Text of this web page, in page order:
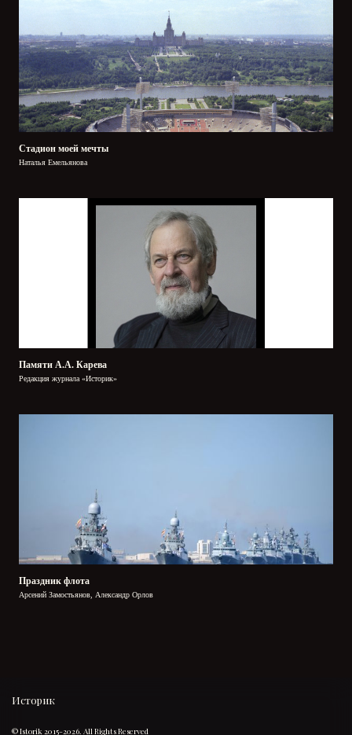
Стадион моей мечты
Наталья Емельянова
Памяти А.А. Карева
Редакция журнала «Историк»
Праздник флота
Арсений Замостьянов, Александр Орлов
Историк
© Istorik 2015-2026. All Rights Reserved